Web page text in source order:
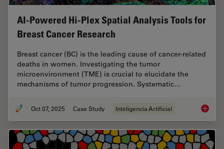
AI-Powered Hi-Plex Spatial Analysis Tools for
Breast Cancer Research
Breast cancer (BC) is the leading cause of cancer-related
deaths in women. Investigating the tumor
microenvironment (TME) is crucial to elucidate the
mechanisms of tumor progression. Systematic…
Oct 07, 2025 Case Study Inteligencia Artificial AI-